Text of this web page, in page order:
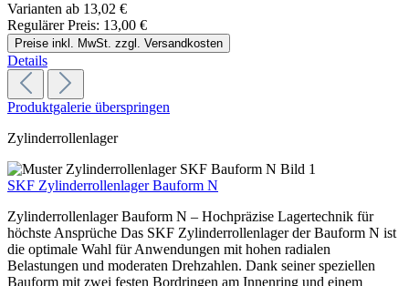
Varianten ab 13,02 €
Regulärer Preis: 13,00 €
Preise inkl. MwSt. zzgl. Versandkosten
Details
Produktgalerie überspringen
Zylinderrollenlager
SKF Zylinderrollenlager Bauform N
Zylinderrollenlager Bauform N – Hochpräzise Lagertechnik für
höchste Ansprüche Das SKF Zylinderrollenlager der Bauform N ist
die optimale Wahl für Anwendungen mit hohen radialen
Belastungen und moderaten Drehzahlen. Dank seiner speziellen
Bauform mit zwei festen Bordringen am Innenring und einem